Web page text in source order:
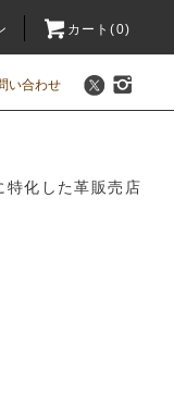
カート(0)
い合わせ
特化した革販売店